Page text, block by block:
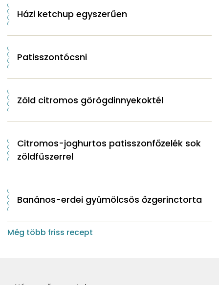
Házi ketchup egyszerűen
Patisszontócsni
Zöld citromos görögdinnyekoktél
Citromos-joghurtos patisszonfőzelék sok
zöldfűszerrel
Banános-erdei gyümölcsös őzgerinctorta
Még több friss recept